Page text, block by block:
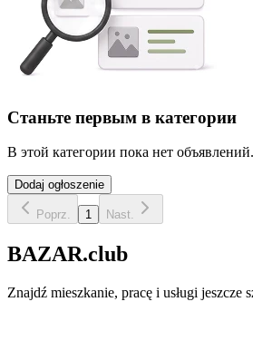
Станьте первым в категории
В этой категории пока нет
Dodaj ogłoszenie
Poprz. 1 Nast.
BAZAR.club
Znajdź mieszkanie, pracę i usługi